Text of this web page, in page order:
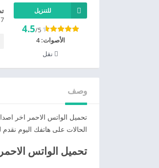
للتنزيل
4.5/5
الأصوات:4
نقل
17
وصف
الحالات على هاتفك اليوم
تحميل الواتس الاحمر